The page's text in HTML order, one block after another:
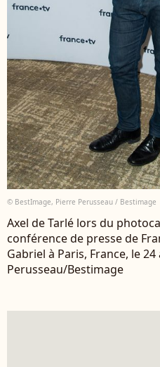
© BestImage, Pierre Perusseau / Bestimage
Axel de Tarlé lors du
conférence de presse de
Gabriel à Paris, France, le
Perusseau/Bestimage